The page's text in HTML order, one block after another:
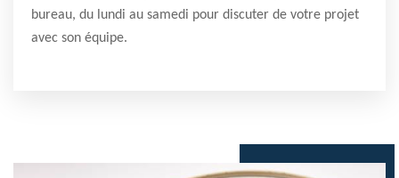
bureau, du lundi au samedi pour discuter de votre projet
avec son équipe.